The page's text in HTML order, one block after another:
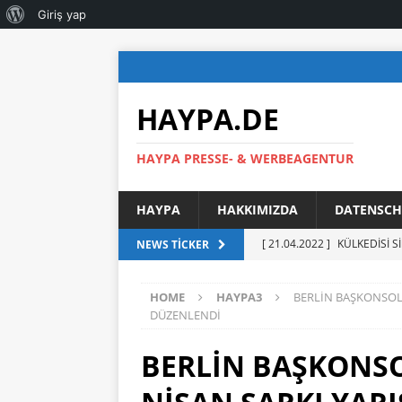
HAYPA.DE
HAYPA PRESSE- & WERBEAGENTUR
HAYPA HAKKIMIZDA
NEWS TICKER [ 21.04.2022 ] KÜLKEDİSİ
MENSUPLARIYLA BİR
SUNARAK GÖREVE
[ 13.06.2021 ] DERYA
HOME HAYPA3
BERLİN
DÜZENLENDİ
BERLİN
Giriş yap